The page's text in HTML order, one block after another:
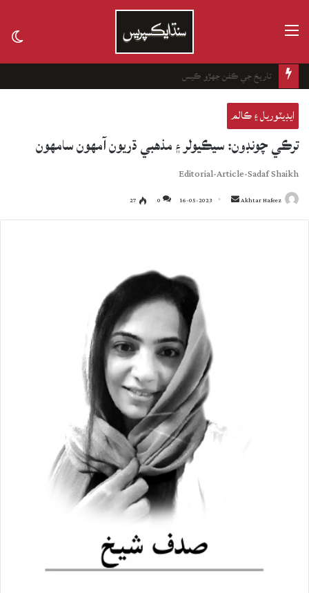
تاريخ جي ڪفن جھڙو ڪيس
ايڊيٽوريل ۽ ڪالم
ترڪي چونڊون: سيڪيولر ۽ مذهبي ڌريون آمهون سامهون
Editorial-Article-Sadaf Shaikh
Akhtar Hafeez
Send
an
16-05-2023
0
27